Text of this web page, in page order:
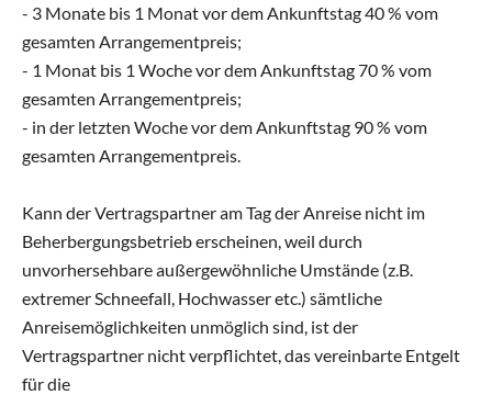
- 3 Monate bis 1 Monat vor dem Ankunftstag 40 % vom
gesamten Arrangementpreis;
- 1 Monat bis 1 Woche vor dem Ankunftstag 70 % vom
gesamten Arrangementpreis;
- in der letzten Woche vor dem Ankunftstag 90 % vom
gesamten Arrangementpreis.
Kann der Vertragspartner am Tag der Anreise nicht im
Beherbergungsbetrieb erscheinen, weil durch
unvorhersehbare außergewöhnliche Umstände (z.B.
extremer Schneefall, Hochwasser etc.) sämtliche
Anreisemöglichkeiten unmöglich sind, ist der
Vertragspartner nicht verpflichtet, das vereinbarte Entgelt
für die